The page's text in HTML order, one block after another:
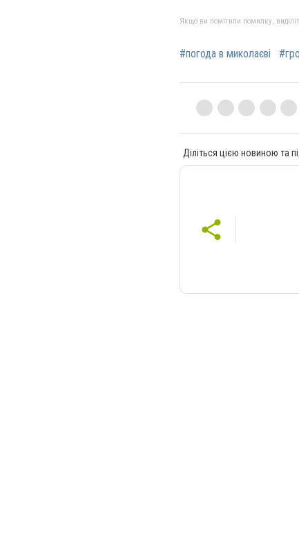
Якщо ви помітили помилку,
#погода в миколаєві
Діліться цією новиною та